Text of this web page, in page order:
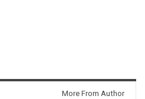
More From Author